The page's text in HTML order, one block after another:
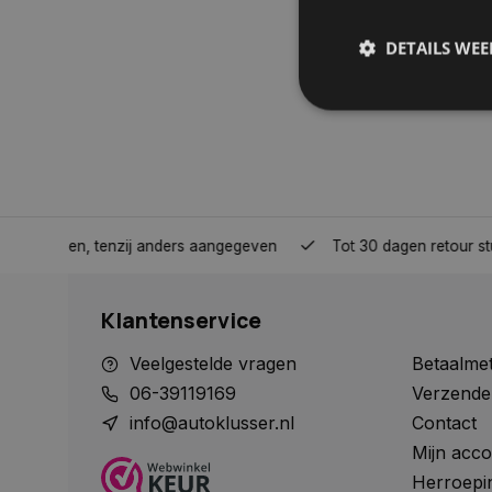
tenzij anders aangegeven Tot 30 dagen retour sturen.
Klantenservice
Veelgestelde vragen
06-39119169
info@autoklusser.nl
Contact
Mijn
DETAILS
Naam
__cf_bm